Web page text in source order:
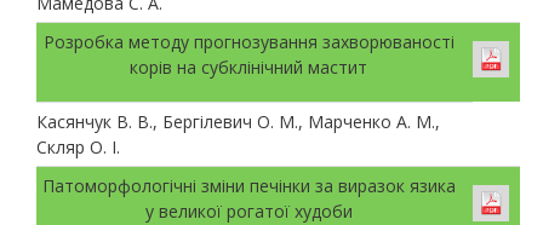
Розробка методу прогнозування захворюваності
корів на субклінічний мастит
Касянчук В. В., Бергілевич О. М., Марченко А. М.,
Скляр О. І.
Патоморфологічні зміни печінки за виразок язика
у великої рогатої худоби